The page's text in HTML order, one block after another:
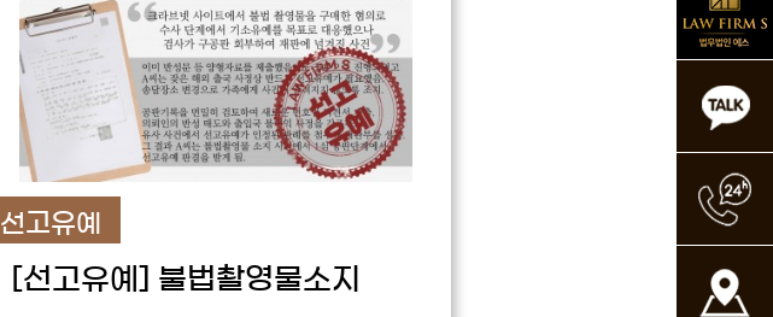
선고유예
[선고유예] 불법촬영물소지